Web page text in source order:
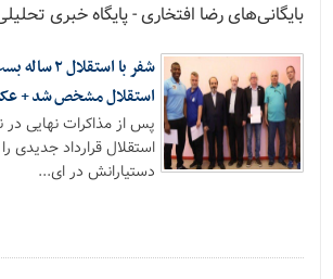
بایگانی‌های رضا افتخاری - پایگاه خبری
شفر با
استقلال مشخص شد +
پس از مذاکرات نهایى
استقلال قرارداد جدیدى
دستیارانش در ای...